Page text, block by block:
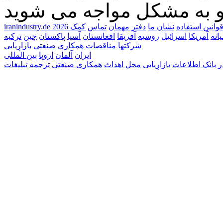
قوانين استفاده نشان ما دفتر مهمان تماس کمک
آمریکا اسرائيل روسیه آفریقا افغانستان آسیا پاکستان چین ترکیه
شرکتها مناقصات همکاری صنعتی بازارِيابی
ايران آلمان اروپا بين المللی
بانک اطلاعات بازارِيابی محل اهداث همکاری صنعتی ترجمه تبليغات